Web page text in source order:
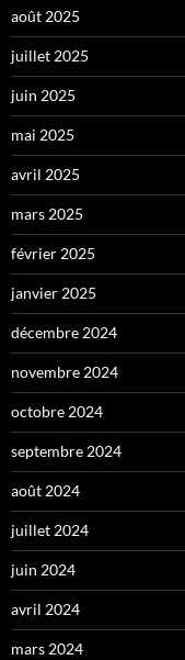
août 2025
juillet 2025
juin 2025
mai 2025
avril 2025
mars 2025
février 2025
janvier 2025
décembre 2024
novembre 2024
octobre 2024
septembre 2024
août 2024
juillet 2024
juin 2024
avril 2024
mars 2024